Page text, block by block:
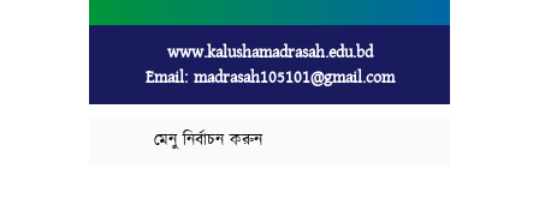
www.kalushamadrasah.edu.bd
Email: madrasah105101@gmail.com
মেনু নির্বাচন করুন